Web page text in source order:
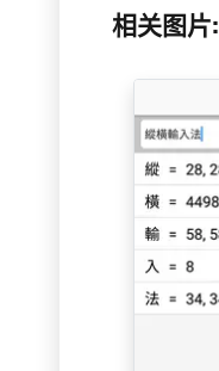
相关图片: